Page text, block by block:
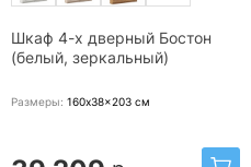
Шкаф 4-х дверный Бостон
(белый, зеркальный)
Размеры: 160x38x203 см